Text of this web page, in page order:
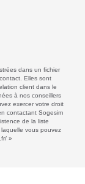
dans un fichier
Elles sont
client dans le
à nos conseillers
exercer votre droit
contactant Sogesim
de la liste
vous pouvez
»